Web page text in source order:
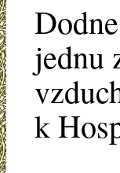
jednu
k